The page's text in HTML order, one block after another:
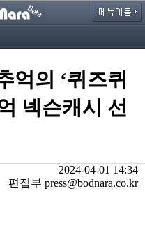
억의 ‘퀴즈퀴
넥슨캐시 선
2024-04-01 14:34
편집부 press@bodnara.co.kr